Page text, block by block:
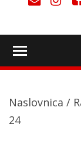
Naslovnica /
24